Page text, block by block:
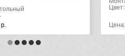
Цвет: никель
Цена: